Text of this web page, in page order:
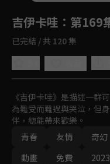
吉伊卡哇 ：第
已完結 / 共 120 集
《吉伊卡哇》是描述一群
為難受而難過與哭泣，但
伴，總能帶來歡樂。
青春
友情 奇幻
動畫
免費 2023